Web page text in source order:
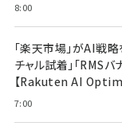
8:00
「楽天市場」がAI戦略
チャル試着」「RMS
【Rakuten AI
7:00